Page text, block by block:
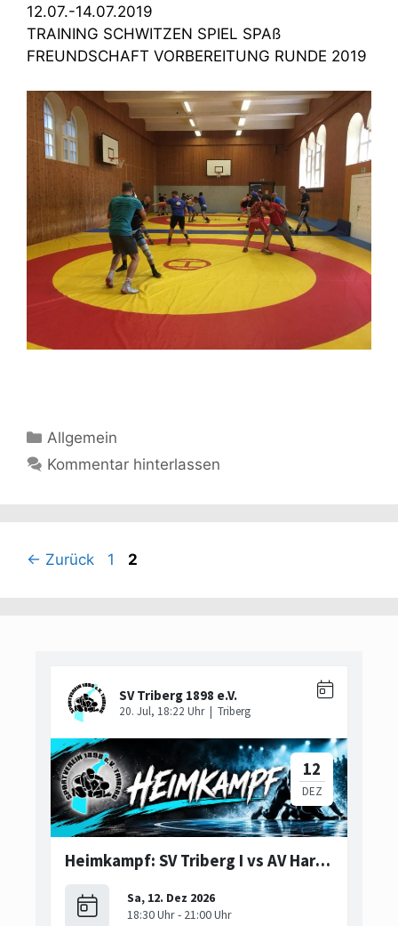
12.07.-14.07.2019
TRAINING SCHWITZEN SPIEL SPAß
FREUNDSCHAFT VORBEREITUNG RUNDE 2019
Kategorien
Allgemein
Kommentar hinterlassen
← Zurück Seite
1 Seite
2